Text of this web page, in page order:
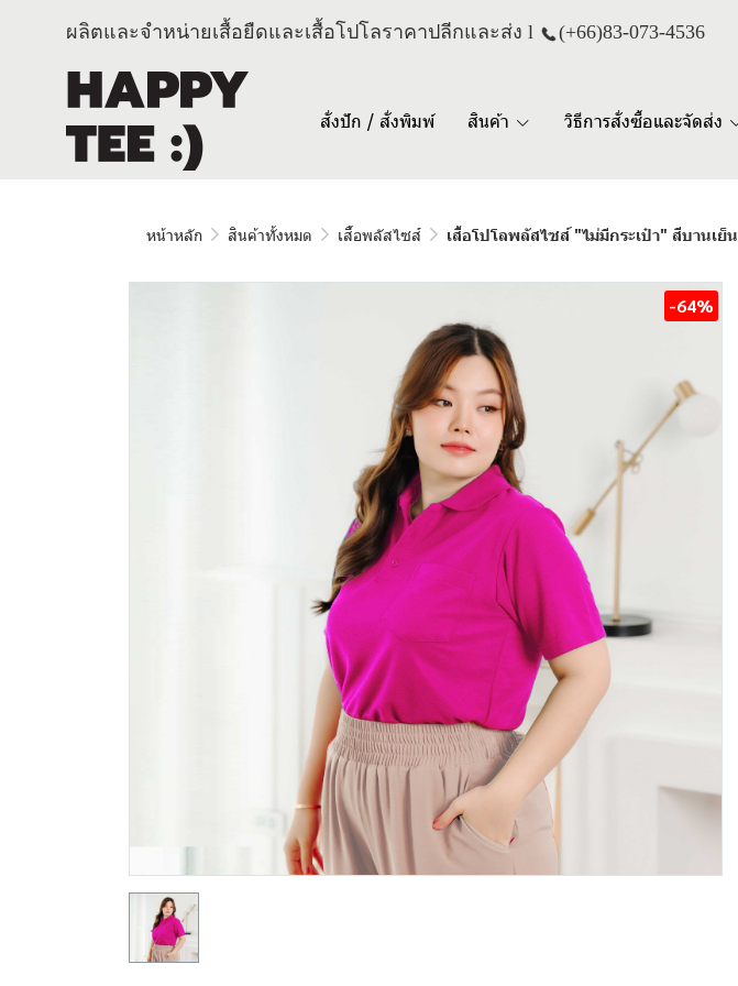
ผลิตและจำหน่ายเสื้อยืดและเสื้อโปโลราคาปลีกและส่ง l (+66)83-073-4536
สั่งปัก / สั่งพิมพ์ สินค้า วิธีการสั่งซื้อและจัดส่ง
หน้าหลัก สินค้าทั้งหมด เสื้อพลัสไซส์ เสื้อโปโลพลัสไซส์ "ไม่มีกระเป๋า" สีบานเย็น
-64%